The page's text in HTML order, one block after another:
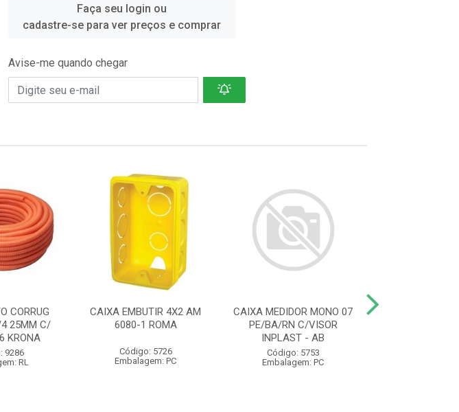
Faça seu login ou
cadastre-se para ver preços e comprar
Avise-me quando chegar
CORRUG
4 25MM C/
KRONA
9286
RL
CAIXA EMBUTIR 4X2 AM
6080-1 ROMA
Código: 5726
Embalagem: PC
CAIXA MEDIDOR MONO 07
PE/BA/RN C/VISOR
INPLAST - AB
Código: 5753
Embalagem: PC